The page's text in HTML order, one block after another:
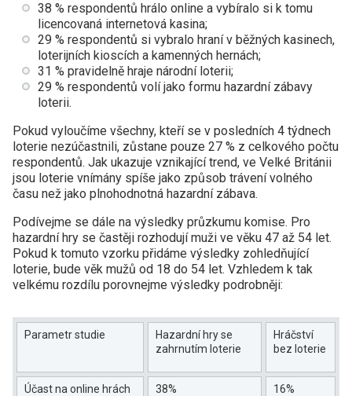
38 % respondentů hrálo online a vybíralo si k tomu
licencovaná internetová kasina;
29 % respondentů si vybralo hraní v běžných kasinech,
loterijních kioscích a kamenných hernách;
31 % pravidelně hraje národní loterii;
29 % respondentů volí jako formu hazardní zábavy
loterii.
Pokud vyloučíme všechny, kteří se v posledních 4 týdnech
loterie nezúčastnili, zůstane pouze 27 % z celkového počtu
respondentů. Jak ukazuje vznikající trend, ve Velké Británii
jsou loterie vnímány spíše jako způsob trávení volného
času než jako plnohodnotná hazardní zábava.
Podívejme se dále na výsledky průzkumu komise. Pro
hazardní hry se častěji rozhodují muži ve věku 47 až 54 let.
Pokud k tomuto vzorku přidáme výsledky zohledňující
loterie, bude věk mužů od 18 do 54 let. Vzhledem k tak
velkému rozdílu porovnejme výsledky podrobněji:
Parametr studie
Hazardní hry se
zahrnutím loterie
Hráčství
bez loterie
Účast na online hrách 38% 16%